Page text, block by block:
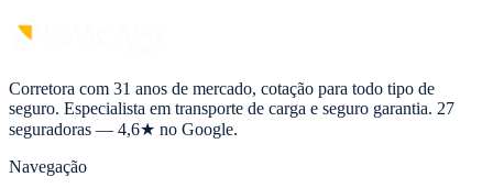
Corretora com 31 anos de mercado, cotação para todo tipo de
seguro. Especialista em transporte de carga e seguro garantia. 27
seguradoras — 4,6★ no Google.
Navegação